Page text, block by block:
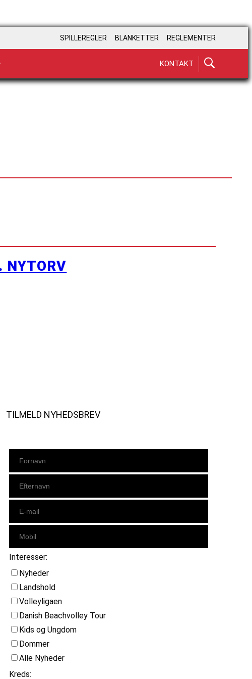
SPILLEREGLER BLANKETTER REGLEMENTER
KONTAKT
NYTORV
TILMELD NYHEDSBREV
Interesser:
Nyheder
Landshold
Volleyligaen
Danish Beachvolley Tour
Kids og Ungdom
Dommer
Alle Nyheder
Kreds: